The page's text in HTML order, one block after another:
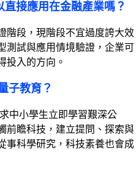
接應用在金融產業嗎？
階段，現階段不宜過度誇大效
測試與應用情境驗證，企業可
投入的方向。
子教育？
中小學生立即學習艱深公
前瞻科技，建立提問、探索與
事科學研究，科技素養也會成